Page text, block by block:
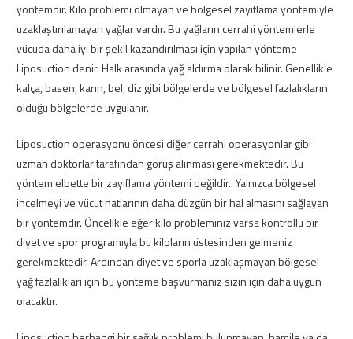
yöntemdir. Kilo problemi olmayan ve bölgesel zayıflama yöntemiyle
uzaklaştırılamayan yağlar vardır. Bu yağların cerrahi yöntemlerle
vücuda daha iyi bir şekil kazandırılması için yapılan yönteme
Liposuction denir. Halk arasında yağ aldırma olarak bilinir. Genellikle
kalça, basen, karın, bel, diz gibi bölgelerde ve bölgesel fazlalıkların
olduğu bölgelerde uygulanır.
Liposuction operasyonu öncesi diğer cerrahi operasyonlar gibi
uzman doktorlar tarafından görüş alınması gerekmektedir. Bu
yöntem elbette bir zayıflama yöntemi değildir. Yalnızca bölgesel
incelmeyi ve vücut hatlarının daha düzgün bir hal almasını sağlayan
bir yöntemdir. Öncelikle eğer kilo probleminiz varsa kontrollü bir
diyet ve spor programıyla bu kiloların üstesinden gelmeniz
gerekmektedir. Ardından diyet ve sporla uzaklaşmayan bölgesel
yağ fazlalıkları için bu yönteme başvurmanız sizin için daha uygun
olacaktır.